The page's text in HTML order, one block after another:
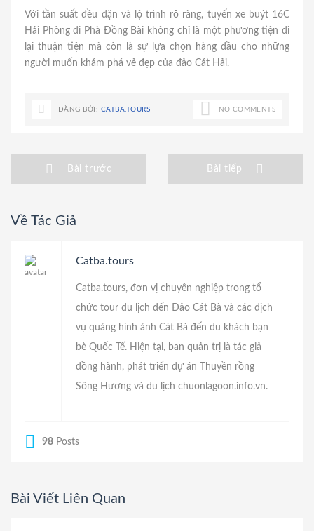
Với tần suất đều đặn và lộ trình rõ ràng, tuyến xe buýt 16C
Hải Phòng đi Phà Đồng Bài không chỉ là một phương tiện đi
lại thuận tiện mà còn là sự lựa chọn hàng đầu cho những
người muốn khám phá vẻ đẹp của đảo Cát Hải.
ĐĂNG BỞI: CATBA.TOURS NO COMMENTS
Bài trước Bài tiếp
Về Tác Giả
Catba.tours
Catba.tours, đơn vị chuyên nghiệp trong tổ
chức tour du lịch đến Đảo Cát Bà và các dịch
vụ quảng hình ảnh Cát Bà đến du khách bạn
bè Quốc Tế. Hiện tại, ban quản trị là tác giả
đồng hành, phát triển dự án
Thuyền rồng
Sông Hương và du lịch chuonlagoon.info.vn.
98 Posts
Bài Viết Liên Quan